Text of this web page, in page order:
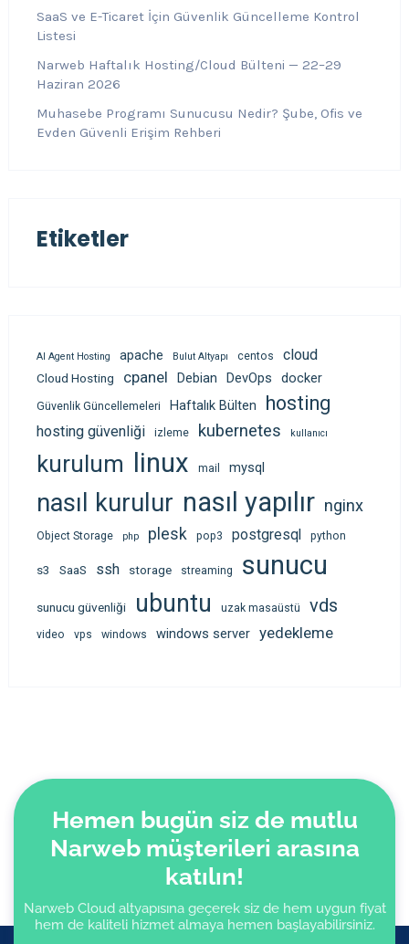
SaaS ve E-Ticaret İçin Güvenlik Güncelleme Kontrol
Listesi
Narweb Haftalık Hosting/Cloud Bülteni — 22–29
Haziran 2026
Muhasebe Programı Sunucusu Nedir? Şube, Ofis ve
Evden Güvenli Erişim Rehberi
Etiketler
AI Agent Hosting apache Bulut Altyapı centos cloud
Cloud Hosting cpanel Debian DevOps docker
Güvenlik Güncellemeleri Haftalık Bülten hosting
hosting güvenliği izleme kubernetes kullanıcı
kurulum linux mail mysql
nasıl kurulur nasıl yapılır nginx
Object Storage php plesk pop3 postgresql python
s3 SaaS ssh storage streaming sunucu
sunucu güvenliği ubuntu uzak masaüstü vds
video vps windows windows server yedekleme
Hemen bugün siz de mutlu
Narweb müşterileri arasına
katılın!
Narweb Cloud altyapısına geçerek siz de hem uygun fiyat
hem de kaliteli hizmet almaya hemen başlayabilirsiniz.